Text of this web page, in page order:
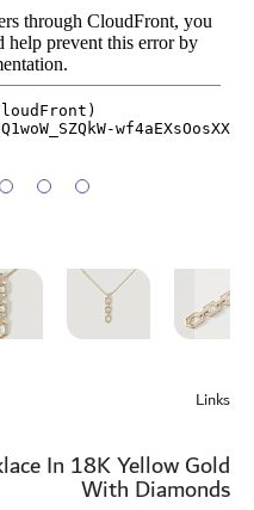
بداية
الصور
Links
In 18K Yellow Gold
With Diamonds